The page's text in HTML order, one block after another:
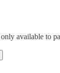
available to